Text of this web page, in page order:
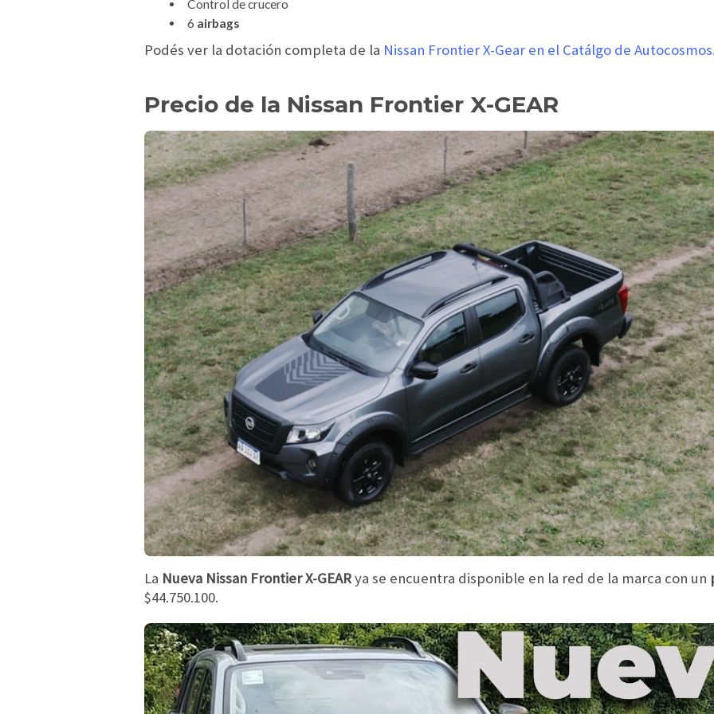
Control de crucero
6 airbags
Podés ver la dotación completa de la Nissan Frontier X-Gear en el Catálgo de
Precio de la Nissan Frontier X-GEAR
La Nueva Nissan Frontier X-GEARya se encuentra disponible en la red de la marca con un
$44.750.100.